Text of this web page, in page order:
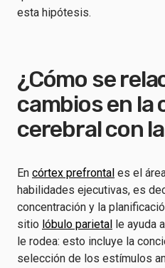
esta hipótesis.
¿Cómo se
cambios en la
cerebral con
En córtex prefrontal es el
habilidades ejecutivas, es
concentración y la
sitio lóbulo parietal le ayuda
le rodea: esto incluye la
selección de los estímulos